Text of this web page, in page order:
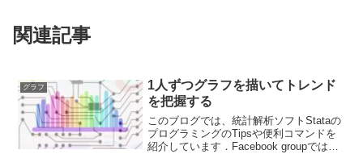
関連記事
グラフ
1人ずつグラフを描いてトレンド
を把握する
このブログでは、統計解析ソフトStataの
プログラミングのTipsや便利コマンドを
紹介しています．Facebook groupでは、